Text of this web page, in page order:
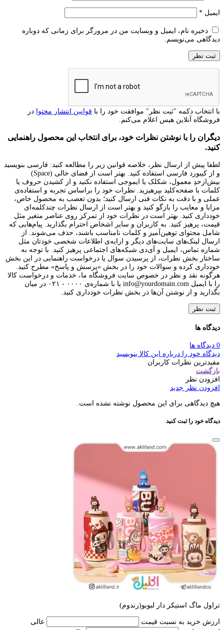
ایمیل *
ذخیره نام، ایمیل و وبسایت من در مرورگر برای زمانی که دوباره
دیدگاهی می‌نویسم.
با انتخاب دکمه "ثبت نظر" موافقت خود را با قوانین انتشار محتوا در
فروشگاه آنلاین هیس اعلام می‌کنم.
دیگران را با نوشتن نظرات خود، برای انتخاب این محصول راهنمایی
کنید.
لطفا پیش از ارسال نظر، خلاصه قوانین زیر را مطالعه کنید: فارسی بنویسید
و از کیبورد فارسی استفاده کنید. بهتر است از فضای خالی (Space)
بیش‌از‌حدِ معمول، شکلک یا ایموجی استفاده نکنید و از کشیدن حروف یا
کلمات با صفحه‌کلید بپرهیزید. نظرات خود را براساس تجربه و استفاده‌ی
عملی و با دقت به نکات فنی ارسال کنید؛ بدون تعصب به محصول خاص،
مزایا و معایب را بازگو کنید و بهتر است از ارسال نظرات چندکلمه‌‌ای
خودداری کنید. بهتر است در نظرات خود از تمرکز روی عناصر متغیر مثل
قیمت، پرهیز کنید. به کاربران و سایر اشخاص احترام بگذارید. پیام‌هایی که
شامل محتوای توهین‌آمیز و کلمات نامناسب باشند، حذف می‌شوند. از
ارسال لینک‌های سایت‌های دیگر و ارایه‌ی اطلاعات شخصی خودتان مثل
شماره تماس، ایمیل و آی‌دی شبکه‌های اجتماعی پرهیز کنید. با توجه به
ساختار بخش نظرات، از پرسیدن سوال یا درخواست راهنمایی در این بخش
خودداری کرده و سوالات خود را در بخش «پرسش و پاسخ» مطرح کنید.
هرگونه نقد و نظر در خصوص سایت فروشگاه ما، خدمات و درخواست کالا
را با ایمیل info@yourdomain.com یا با شماره‌ی ۰۰۰۰ - ۰۲۱ در میان
بگذارید و از نوشتن آن‌ها در بخش نظرات خودداری کنید.
ثبت نظر
دیدگاه ها
0 دیدگاه ها
دیدگاه خود را درباره این کالا بنویسید
مفیدترین نظرات کاربران
بازگشت
افزودن نظر
افزودن نظر جدید
هیچ دیدگاهی برای این محصول نوشته نشده است.
دیدگاه خود را ثبت کنید
تراول ماگ استیکر دار لبوبو(رندوم)
ارزش خرید به نسبت قیمت
عالی